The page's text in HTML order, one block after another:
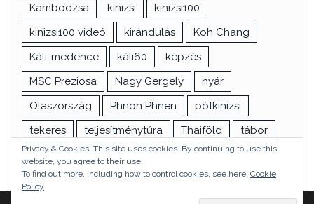
Kambodzsa
kinizsi
kinizsi100
kinizsi100 videó
kirándulás
Koh Chang
Káli-medence
káli60
képzés
MSC Preziosa
Nagy Gergely
nyár
Olaszország
Phnon Phnen
pótkinizsi
tekeres
teljesítménytúra Thaiföld
tábor
túra
utazás vizsga Ázsia
Privacy & Cookies: This site uses cookies. By continuing to use this
website, you agree to their use.
To find out more, including how to control cookies, see here: Cookie
Policy